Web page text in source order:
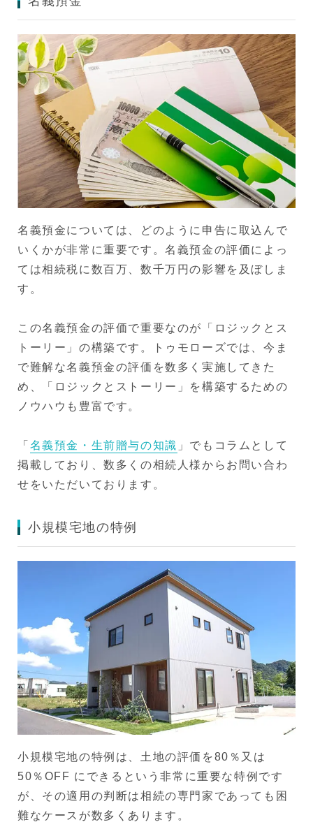
名義預金については、どのように申告に取込んで
いくかが非常に重要です。名義預金の評価によっ
ては相続税に数百万、数千万円の影響を及ぼしま
す。
この名義預金の評価で重要なのが「ロジックとス
トーリー」の構築です。トゥモローズでは、今ま
で難解な名義預金の評価を数多く実施してきた
め、「ロジックとストーリー」を構築するための
ノウハウも豊富です。
「 名義預金・生前贈与の知識 」でもコラムとして
掲載しており、数多くの相続人様からお問い合わ
せをいただいております。
小規模宅地の特例
小規模宅地の特例は、土地の評価を80％又は
50％OFF にできるという非常に重要な特例です
が、その適用の判断は相続の専門家であっても困
難なケースが数多くあります。